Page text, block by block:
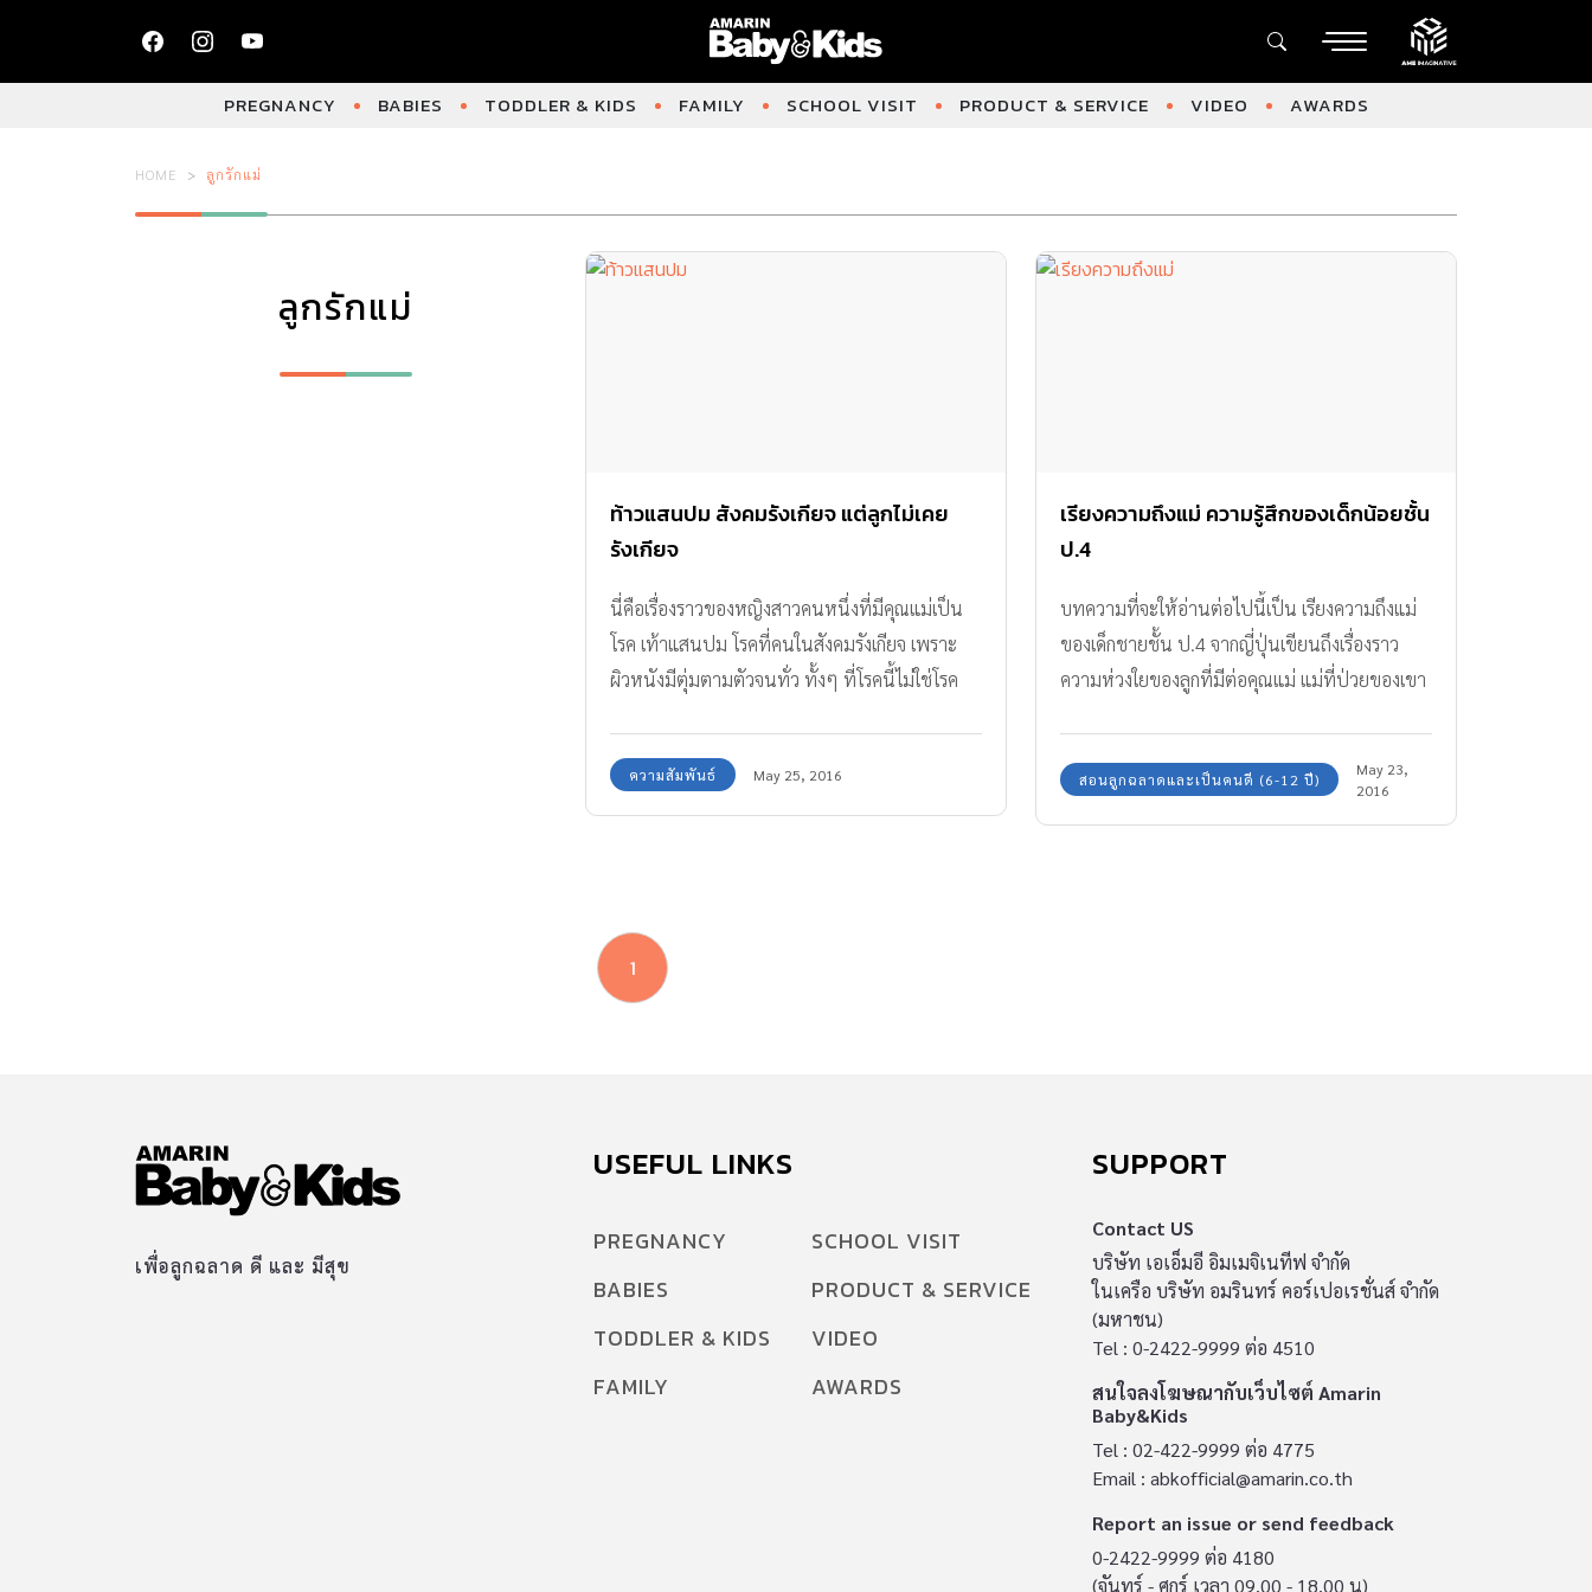
PREGNANCY BABIES TODDLER & KIDS FAMILY SCHOOL VISIT PRODUCT & SERVICE VIDEO AWARDS
HOME ลูกรักแม่
ลูกรักแม่
ท้าวแสนปม สังคมรังเกียจ แต่ลูกไม่เคย
รังเกียจ
นี่คือเรื่องราวของหญิงสาวคนหนึ่งที่มีคุณแม่เป็น
โรค เท้าแสนปม โรคที่คนในสังคมรังเกียจ เพราะ
ผิวหนังมีตุ่มตามตัวจนทั่ว ทั้งๆ ที่โรคนี้ไม่ใช่โรค
รังเกียจ และรักคุณแม่เสมอมา
ความสัมพันธ์ May 25, 2016
เรียงความถึงแม่ ความรู้สึกของเด็กน้อยชั้น
ป.4
บทความที่จะให้อ่านต่อไปนี้เป็น เรียงความถึงแม่
ของเด็กชายชั้น ป.4 จากญี่ปุ่นเขียนถึงเรื่องราว
ความห่วงใยของลูกที่มีต่อคุณแม่ แม่ที่ป่วยของเขา
เข้มแข็ง และต่อสู้กับปัญหาไปให้ได้
สอนลูกฉลาดและเป็นคนดี (6-12 ปี)
May 23,
2016
1
เพื่อลูกฉลาด ดี และ มีสุข
USEFUL LINKS
PREGNANCY
BABIES
TODDLER & KIDS
FAMILY
SCHOOL VISIT
PRODUCT & SERVICE
VIDEO
AWARDS
SUPPORT
Contact US
บริษัท เอเอ็มอี อิมเมจิเนทีฟ จำกัด
ในเครือ บริษัท อมรินทร์ คอร์เปอเรชั่นส์ จำกัด
(มหาชน)
Tel : 0-2422-9999 ต่อ 4510
สนใจลงโฆษณากับเว็บไซต์ Amarin
Baby&Kids
Tel : 02-422-9999 ต่อ 4775
Email : abkofficial@amarin.co.th
Report an issue or send feedback
0-2422-9999 ต่อ 4180
(จันทร์ - ศุกร์ เวลา 09.00 - 18.00 น)